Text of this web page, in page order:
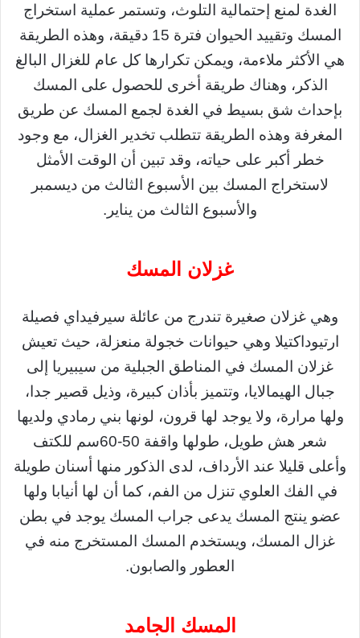
الغدة لمنع إحتمالية التلوث، وتستمر عملية استخراج
المسك وتقييد الحيوان فترة 15 دقيقة، وهذه الطريقة
هي الأكثر ملاءمة، ويمكن تكرارها كل عام للغزال البالغ
الذكر، وهناك طريقة أخرى للحصول على المسك
بإحداث شق بسيط في الغدة لجمع المسك عن طريق
المغرفة وهذه الطريقة تتطلب تخدير الغزال، مع وجود
خطر أكبر على حياته، وقد تبين أن الوقت الأمثل
لاستخراج المسك بين الأسبوع الثالث من ديسمبر
والأسبوع الثالث من يناير.
غزلان المسك
وهي غزلان صغيرة تندرج من عائلة سيرفيداي فصيلة
ارتيوداكتيلا وهي حيوانات خجولة منعزلة، حيث تعيش
غزلان المسك في المناطق الجبلية من سيبيريا إلى
جبال الهيمالايا، وتتميز بأذان كبيرة، وذيل قصير جدا،
ولها مرارة، ولا يوجد لها قرون، لونها بني رمادي ولديها
شعر هش طويل، طولها واقفة 50-60سم للكتف
وأعلى قليلا عند الأرداف، لدى الذكور منها أسنان طويلة
في الفك العلوي تنزل من الفم، كما أن لها أنيابا ولها
عضو ينتج المسك يدعى جراب المسك يوجد في بطن
غزال المسك، ويستخدم المسك المستخرج منه في
العطور والصابون.
المسك الجامد